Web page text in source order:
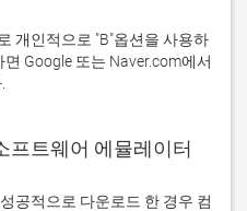
Google 또는 Naver.com에서
프트웨어 에뮬레이터
공적으로 다운로드 한 경우 컴